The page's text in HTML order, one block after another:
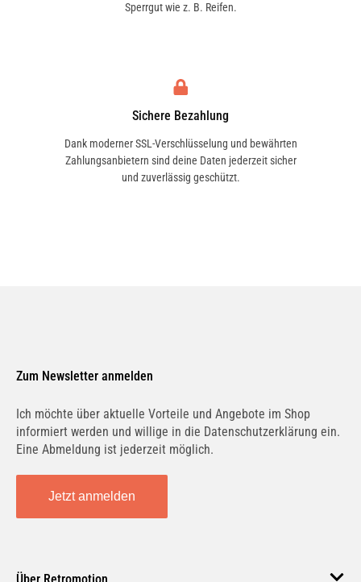
Sperrgut wie z. B. Reifen.
Sichere Bezahlung
Dank moderner SSL-Verschlüsselung und bewährten
Zahlungsanbietern sind deine Daten jederzeit sicher
und zuverlässig geschützt.
Zum Newsletter anmelden
Ich möchte über aktuelle Vorteile und Angebote im Shop
informiert werden und willige in die Datenschutzerklärung ein.
Eine Abmeldung ist jederzeit möglich.
Jetzt anmelden